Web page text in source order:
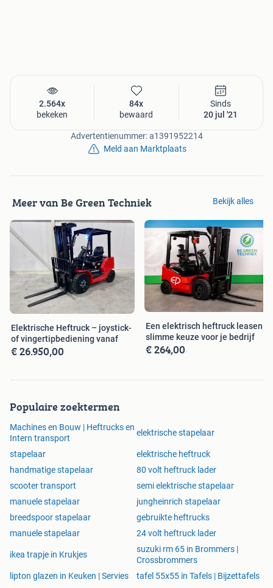
2.564x
bekeken
84x
bewaard
Sinds
20 jul '21
Advertentienummer: a1391952214
Meld aan Marktplaats
Meer van Be Green Techniek Bekijk alles
Elektrische Heftruck – joystick-
of vingertipbediening vanaf
€ 26.950,00
Een elektrisch heftruck leasen:
slimme keuze voor je bedrijf
€ 264,00
Populaire zoektermen
Machines en Bouw | Heftrucks en
Intern transport
elektrische stapelaar
stapelaar
elektrische heftruck
handmatige stapelaar
80 volt heftruck lader
scooter transport
semi elektrische stapelaar
manuele stapelaar
jungheinrich stapelaar
breedspoor stapelaar
gebruikte heftrucks
manuele stapelaar
24 volt heftruck lader
ikea trapje in Krukjes
suzuki rm 65 in Brommers |
Crossbrommers
lipton glazen in Keuken | Servies
tafel 55x55 in Tafels | Bijzettafels